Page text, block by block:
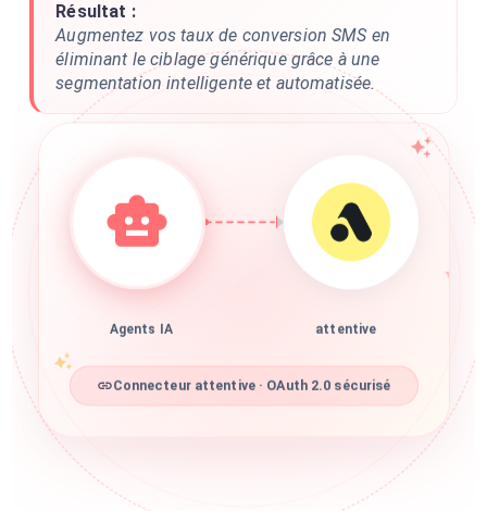
Résultat :
Augmentez vos taux de conversion SMS en
éliminant le ciblage générique grâce à une
segmentation intelligente et automatisée.
Agents IA attentive
Connecteur attentive · OAuth 2.0 sécurisé